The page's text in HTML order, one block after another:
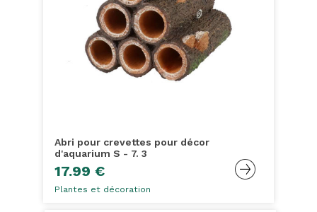
Abri pour crevettes pour décor
d'aquarium S - 7. 3
17.99 €
Plantes et décoration